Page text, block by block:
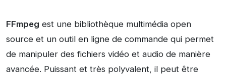
FFmpeg est une bibliothèque multimédia open
source et un outil en ligne de commande qui permet
de manipuler des fichiers vidéo et audio de manière
avancée. Puissant et très polyvalent, il peut être